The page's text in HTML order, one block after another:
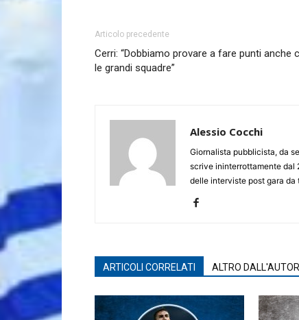
Articolo precedente
Cerri: “Dobbiamo provare a fare punti anche
le grandi squadre”
Alessio Cocchi
Giornalista pubblicista, da
scrive ininterrottamente dal
delle interviste post gara da
ARTICOLI CORRELATI ALTRO